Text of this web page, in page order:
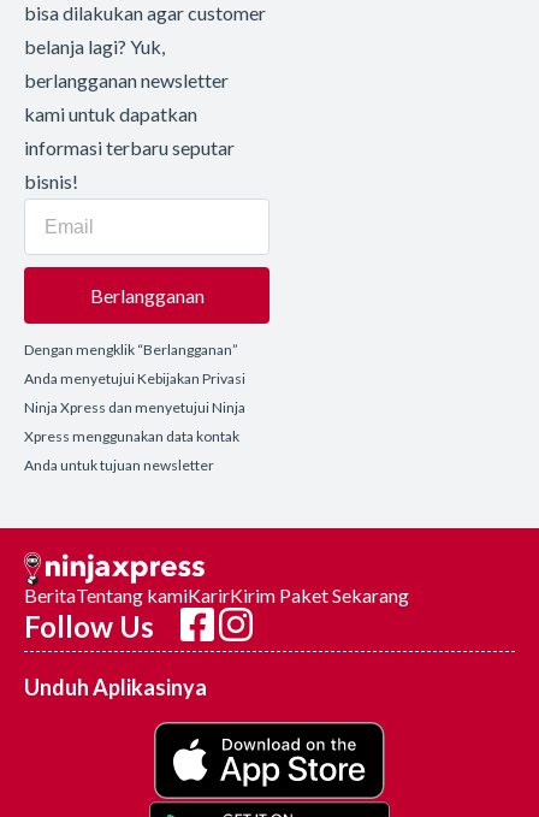
bisa dilakukan agar customer
belanja lagi? Yuk,
berlangganan newsletter
kami untuk dapatkan
informasi terbaru seputar
bisnis!
Berlangganan
Dengan mengklik “Berlangganan”
Anda menyetujui Kebijakan Privasi
Ninja Xpress dan menyetujui Ninja
Xpress menggunakan data kontak
Anda untuk tujuan newsletter
BeritaTentang kamiKarirKirim Paket Sekarang
Follow Us
Unduh Aplikasinya